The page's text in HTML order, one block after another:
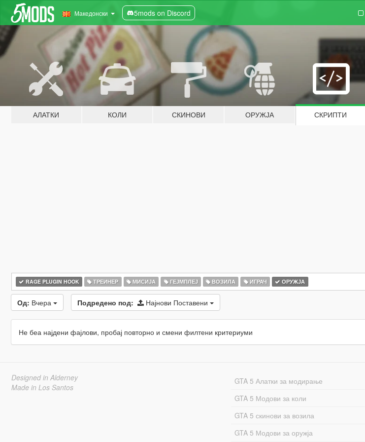
Македонски 5mods on Discord
АЛАТКИ КОЛИ СКИНОВИ ОРУЖЈА СКРИПТИ
RAGE PLUGIN HOOK ТРЕИНЕР МИСИЈА ГЕЈМПЛЕЈ ВОЗИЛА ИГРАЧ ОРУЖЈА
Од: Вчера Подредено под: Најнови Поставени
Не беа најдени фајлови, пробај повторно и смени филтени критериуми
Designed in Alderney
Made in Los Santos
GTA 5 Алатки за модирање
GTA 5 Модови за коли
GTA 5 скинови за возила
GTA 5 Модови за оружја